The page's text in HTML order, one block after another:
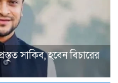
সাকিব, হবেন বিচারের